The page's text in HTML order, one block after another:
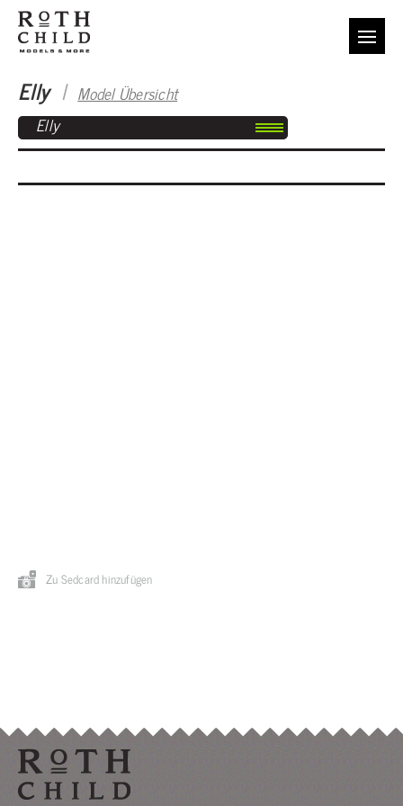
Elly I Model Übersicht
Elly
Zu Sedcard hinzufügen